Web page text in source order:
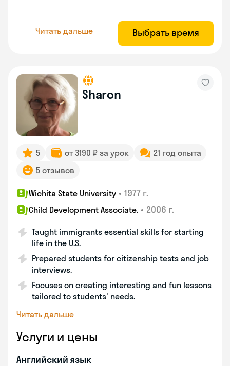
Читать дальше Выбрать время
Sharon
5 от 3190 ₽ за урок
21 год опыта
5 отзывов
Wichita State University • 1977 г.
Child Development Associate. • 2006 г.
Taught immigrants essential skills for starting
life in the U.S.
Prepared students for citizenship tests and job
interviews.
Focuses on creating interesting and fun lessons
tailored to students' needs.
Читать дальше
Услуги и цены
Английский язык